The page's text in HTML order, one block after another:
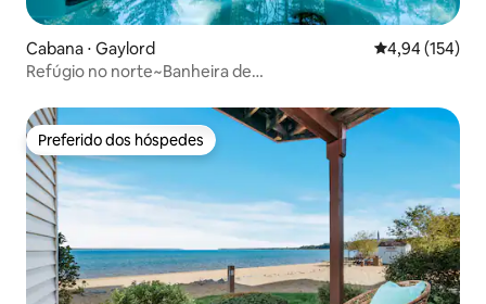
Cabana ⋅ Gaylord 4,94 de uma
4,94 (154)
Refúgio no norte~Banheira de
Preferido dos hóspedes
Preferido dos hóspedes